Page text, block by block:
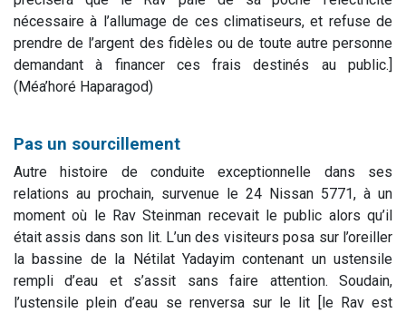
nécessaire à l’allumage de ces climatiseurs, et refuse de
prendre de l’argent des fidèles ou de toute autre personne
demandant à financer ces frais destinés au public.]
( Méa’horé Haparagod)
Pas un sourcillement
Autre histoire de conduite exceptionnelle dans ses
relations au prochain, survenue le 24 Nissan 5771, à un
moment où le Rav Steinman recevait le public alors qu’il
était assis dans son lit. L’un des visiteurs posa sur l’oreiller
la bassine de la Nétilat Yadayim contenant un ustensile
rempli d’eau et s’assit sans faire attention. Soudain,
l’ustensile plein d’eau se renversa sur le lit [le Rav est